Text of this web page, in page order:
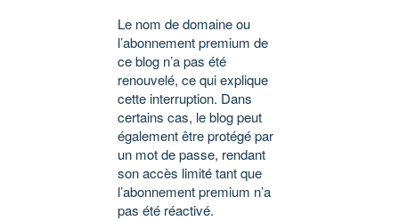
Le nom de domaine ou
l’abonnement premium de
ce blog n’a pas été
renouvelé, ce qui explique
cette interruption. Dans
certains cas, le blog peut
également être protégé par
un mot de passe, rendant
son accès limité tant que
l’abonnement premium n’a
pas été réactivé.